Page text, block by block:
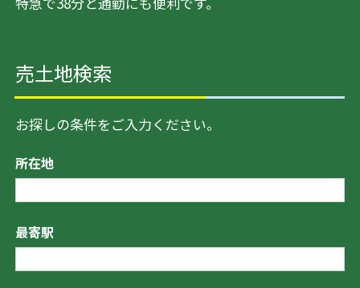
売土地検索
お探しの条件をご入力ください。
所在地
最寄駅